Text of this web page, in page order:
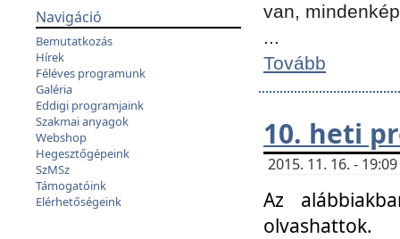
Navigáció
Bemutatkozás
Hírek
Féléves programunk
Galéria
Eddigi programjaink
Szakmai anyagok
Webshop
Hegesztőgépeink
SzMSz
Támogatóink
Elérhetőségeink
van,
...
Tovább
10. heti
2015. 11. 16. -
Az
olvashattok.